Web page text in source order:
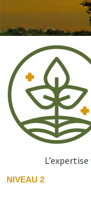
au
principal
NIVEAU 2